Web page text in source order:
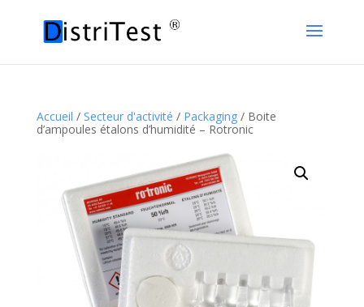
Accueil / Secteur d'activité / Packaging/ Boite
d’ampoules étalons d’humidité – Rotronic